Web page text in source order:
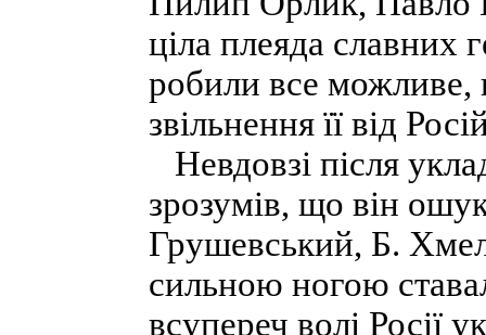
ціла плеяда славних
робили все можливе,
звільнення її від
Невдовзі після
зрозумів, що він
Грушевський, Б.
сильною ногою
всупереч волі Росії